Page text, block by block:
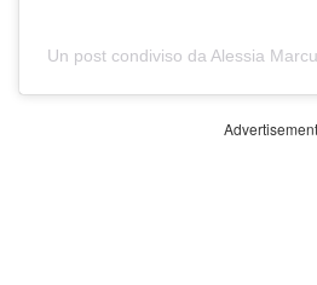
Un post condiviso da Alessia
Advertisement